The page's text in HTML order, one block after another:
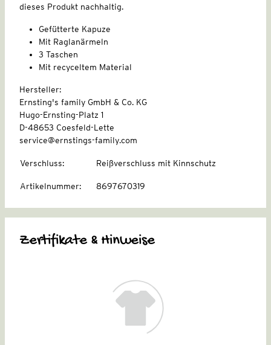
dieses Produkt nachhaltig.
Gefütterte Kapuze
Mit Raglanärmeln
3 Taschen
Mit recyceltem Material
Hersteller:
Ernsting's family GmbH & Co. KG
Hugo-Ernsting-Platz 1
D-48653 Coesfeld-Lette
service@ernstings-family.com
Verschluss: Reißverschluss mit Kinnschutz
Artikelnummer: 8697670319
Zertifikate & Hinweise